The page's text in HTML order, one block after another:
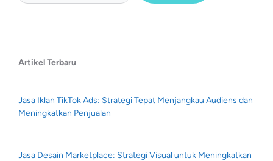
Artikel Terbaru
Jasa Iklan TikTok Ads: Strategi Tepat Menjangkau Audiens dan
Meningkatkan Penjualan
Jasa Desain Marketplace: Strategi Visual untuk Meningkatkan